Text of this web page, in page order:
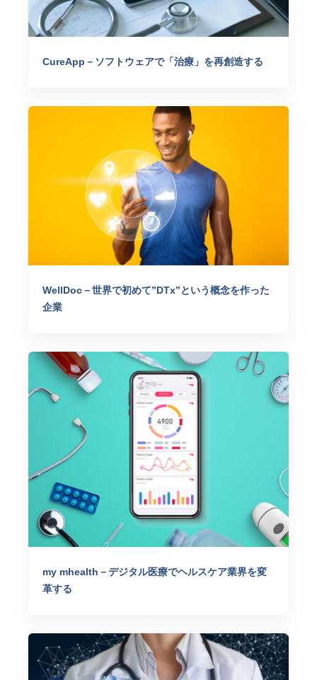
CureApp－ソフトウェアで「治療」を再創造する
WellDoc－世界で初めて”DTx”という概念を作った
企業
my mhealth－デジタル医療でヘルスケア業界を変
革する